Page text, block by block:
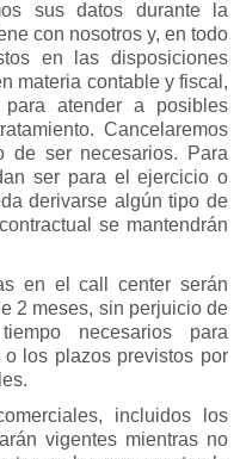
sus datos durante la
con nosotros y, en todo
en las disposiciones
materia contable y fiscal,
atender a posibles
Cancelaremos
de ser necesarios. Para
ser para el ejercicio o
derivarse algún tipo de
se mantendrán
en el call center serán
2 meses, sin perjuicio de
necesarios para
los plazos previstos por
incluidos los
vigentes mientras no